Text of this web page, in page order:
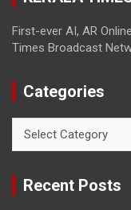
First-ever AI, AR
Times Broadcast
Categories
Recent Posts